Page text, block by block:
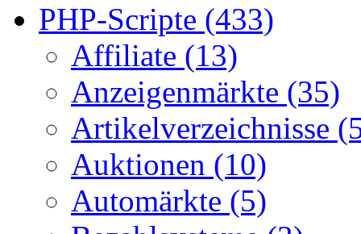
PHP-Scripte (433)
Affiliate (13)
Anzeigenmärkte (35)
Artikelverzeichnisse
Auktionen (10)
Automärkte (5)